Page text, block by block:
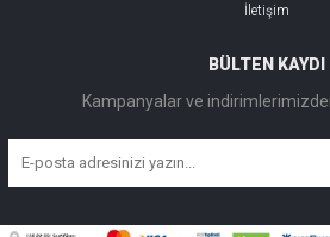
İletişim
BÜLTEN KAYDI
Kampanyalar ve